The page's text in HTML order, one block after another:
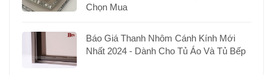
Chọn Mua
Báo Giá Thanh Nhôm Cánh Kính Mới
Nhất 2024 - Dành Cho Tủ Áo Và Tủ Bếp